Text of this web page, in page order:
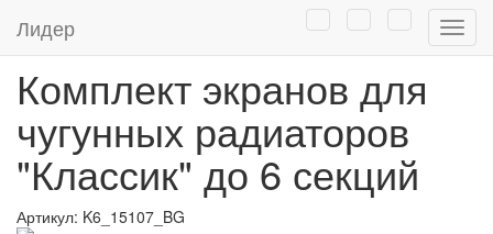
Лидер
Экраны для батарей отопления/
Комплекты экранов. Готовое решение
Комплект экранов для
чугунных радиаторов
"Классик" до 6 секций
Артикул: K6_15107_BG